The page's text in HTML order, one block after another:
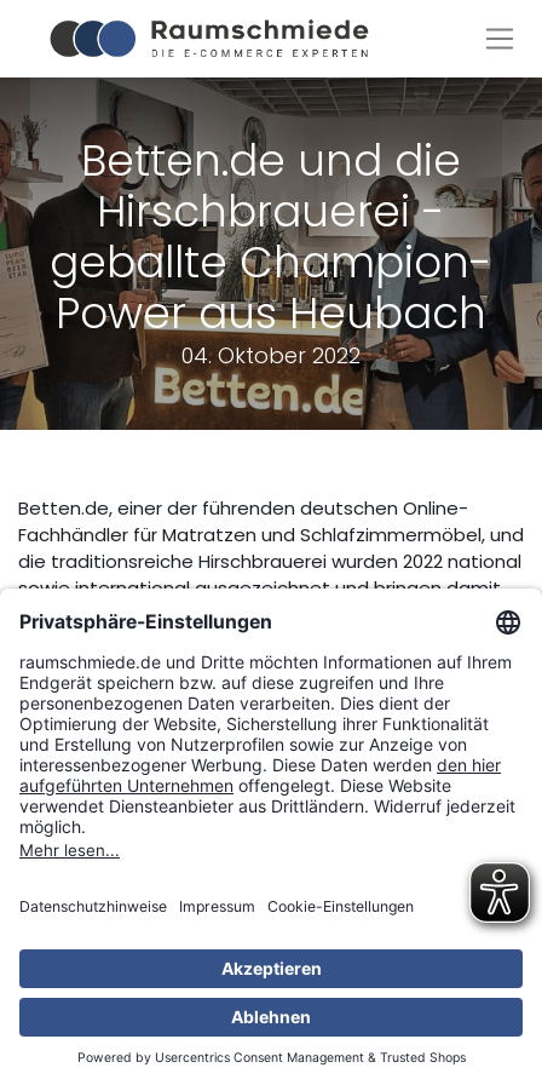
Betten.de und die
Hirschbrauerei -
geballte Champion-
Power aus Heubach
04. Oktober 2022
Betten.de, einer der führenden deutschen Online-
Fachhändler für Matratzen und Schlafzimmermöbel, und
die traditionsreiche Hirschbrauerei wurden 2022 national
sowie international ausgezeichnet und bringen damit
geballte Champion-Power nach Heubach.
Betten.de wurde bei einer umfassenden
Konsumentenbefragung durch das Deutsche Institut
für Service-Qualität (DISQ) für den Nachrichtensender
n-tv 2022 als einer der besten deutschen Online-Shops
und zugleich auch als Gesamtsieger der Kategorie
„Schlafzimmermöbel, Betten & Matratzen“
ausgezeichnet. Die Heubacher Hirschbrauerei erhielt für
ihr „Albfels Pilsner“ gegen zahlreiche Konkurrenz aus 40
Ländern die Silbermedaille beim diesjährigen „European
Beer Star“ (EBS).
Bürgermeister Dr. Joy Alemazung freute sich mit den
beiden Unternehmen und gratulierte den beiden
erfolgreichen Mittelständlern bei einem Ortstermin in
den Räumlichkeiten des Betten.de Fachgeschäfts in der
Hauptstraße 73 in Heubach.